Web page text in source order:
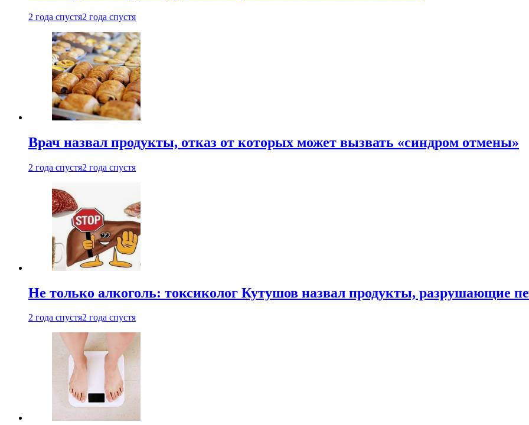
2 года спустя2 года спустя
Врач назвал продукты, отказ от которых может вызвать «синдром отмены»
2 года спустя2 года спустя
Не только алкоголь: токсиколог Кутушов назвал продукты, разрушающие
2 года спустя2 года спустя